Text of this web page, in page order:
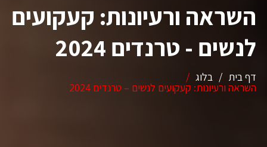
השראה ורעיונות: קעקועים
לנשים - טרנדים 2024
דף בית / בלוג /
השראה ורעיונות: קעקועים לנשים – טרנדים 2024